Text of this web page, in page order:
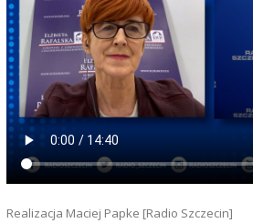
Realizacja Maciej Papke [Radio Szczecin]